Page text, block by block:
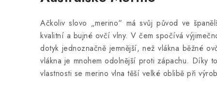
Ačkoliv slovo „merino“ má svůj původ ve
kvalitní a bujné ovčí vlny. V čem spočívá
dotyk jednoznačně jemnější, než vlákna běžné
vlákna je mnohem odolnější proti zápachu. Díky
vlastnosti se merino vlna těší velké oblibě při